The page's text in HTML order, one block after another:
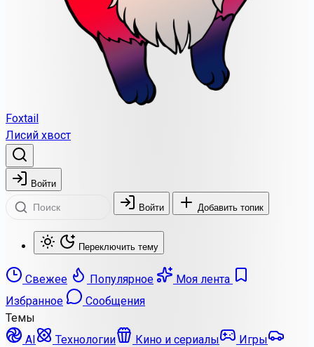
Foxtail
Лисий хвост
Войти
Войти Добавить топик
Переключить тему
Свежее Популярное
Моя лента
Избранное
Сообщения
Темы
AI
Технологии Кино и сериалы
Игры